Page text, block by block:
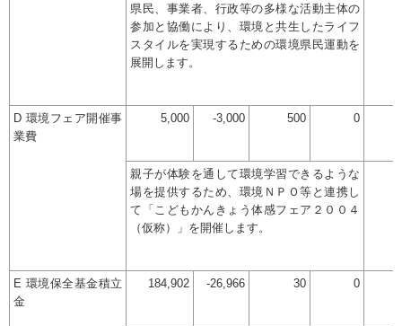
県民、事業者、行政等の多様な活動主体の
参加と協働により、環境と共生したライフ
スタイルを実現するための環境県民運動を
展開します。
D 環境フェア開催事
業費
5,000 -3,000 500 0
親子が体験を通して環境学習できるような
場を提供するため、環境ＮＰＯ等と連携し
て「こどもかんきょう体感フェア２００４
（仮称）」を開催します。
E 環境保全基金積立
金
184,902 -26,966 30 0